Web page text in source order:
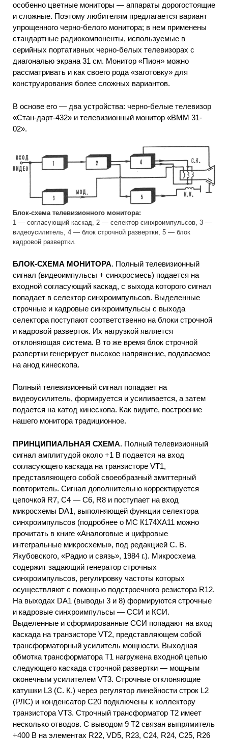
особенно цветные мониторы — аппараты дорогостоящие
и сложные. Поэтому любителям предлагается вариант
упрощенного черно-белого монитора; в нем применены
стандартные радиокомпоненты, используемые в
серийных портативных черно-белых телевизорах с
диагональю экрана 31 см. Монитор «Пион» можно
рассматривать и как своего рода «заготовку» для
конструирования более сложных вариантов.
В основе его — два устройства: черно-белые телевизор
«Стан-дарт-432» и телевизионный монитор «ВММ 31-
02».
Блок-схема телевизионного монитора:
1 — согласующий каскад, 2 — селектор синхроимпульсов, 3 —
видеоусилитель, 4 — блок строчной развертки, 5 — блок
кадровой развертки.
БЛОК-СХЕМА МОНИТОРА. Полный телевизионный
сигнал (видеоимпульсы + синхросмесь) подается на
входной согласующий каскад, с выхода которого сигнал
попадает в селектор синхроимпульсов. Выделенные
строчные и кадровые синхроимпульсы с выхода
селектора поступают соответственно на блоки строчной
и кадровой разверток. Их нагрузкой является
отклоняющая система. В то же время блок строчной
развертки генерирует высокое напряжение, подаваемое
на анод кинескопа.
Полный телевизионный сигнал попадает на
видеоусилитель, формируется и усиливается, а затем
подается на катод кинескопа. Как видите, построение
нашего монитора традиционное.
ПРИНЦИПИАЛЬНАЯ СХЕМА. Полный телевизионный
сигнал амплитудой около +1 В подается на вход
согласующего каскада на транзисторе VT1,
представляющего собой своеобразный эмиттерный
повторитель. Сигнал дополнительно корректируется
цепочкой R7, С4 — С6, R8 и поступает на вход
микросхемы DA1, выполняющей функции селектора
синхроимпульсов (подробнее о МС К174ХА11 можно
прочитать в книге «Аналоговые и цифровые
интегральные микросхемы», под редакцией С. В.
Якубовского, «Радио и связь», 1984 г.). Микросхема
содержит задающий генератор строчных
синхроимпульсов, регулировку частоты которых
осуществляют с помощью подстроечного резистора R12.
На выходах DA1 (выводы 3 и 8) формируются строчные
и кадровые синхроимпульсы — ССИ и КСИ.
Выделенные и сформированные ССИ попадают на вход
каскада на транзисторе VT2, представляющем собой
трансформаторный усилитель мощности. Выходная
обмотка трансформатора Т1 нагружена входной цепью
следующего каскада строчной развертки — мощным
оконечным усилителем VT3. Строчные отклоняющие
катушки L3 (С. К.) через регулятор линейности строк L2
(РЛС) и конденсатор С20 подключены к коллектору
транзистора VT3. Строчный трансформатор Т2 имеет
несколько отводов. С выводом 9 Т2 связан выпрямитель
+400 В на элементах R22, VD5, R23, С24, R24, С25, R26